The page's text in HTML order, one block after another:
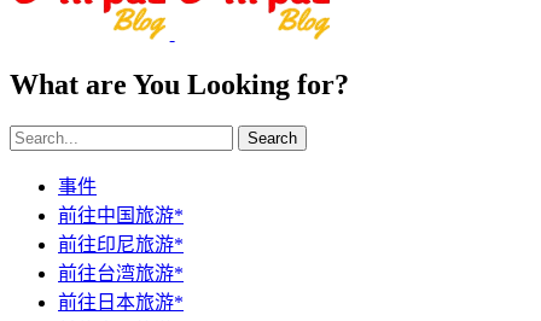
What are You Looking for?
Search
事件
前往中国旅游*
前往印尼旅游*
前往台湾旅游*
前往日本旅游*